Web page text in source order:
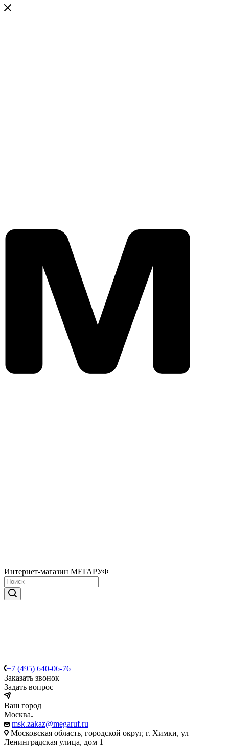
Интернет-магазин МЕГАРУФ
+7 (495) 640-06-76
Заказать звонок
Задать вопрос
Ваш город
Москва
msk.zakaz@megaruf.ru
Московская область, городской округ, г. Химки, ул
Ленинградская улица, дом 1